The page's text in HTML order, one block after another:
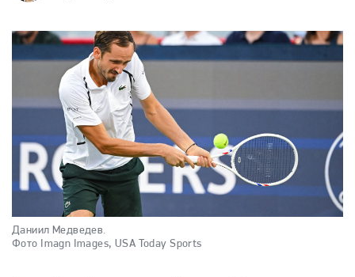
Даниил Медведев.
Фото Imagn Images, USA Today Sports